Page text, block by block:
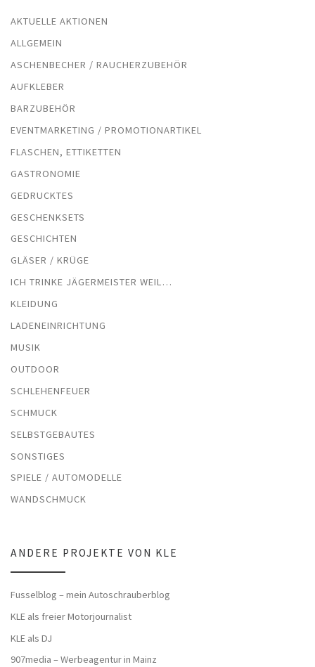
AKTUELLE AKTIONEN
ALLGEMEIN
ASCHENBECHER / RAUCHERZUBEHÖR
AUFKLEBER
BARZUBEHÖR
EVENTMARKETING / PROMOTIONARTIKEL
FLASCHEN, ETTIKETTEN
GASTRONOMIE
GEDRUCKTES
GESCHENKSETS
GESCHICHTEN
GLÄSER / KRÜGE
ICH TRINKE JÄGERMEISTER WEIL…
KLEIDUNG
LADENEINRICHTUNG
MUSIK
OUTDOOR
SCHLEHENFEUER
SCHMUCK
SELBSTGEBAUTES
SONSTIGES
SPIELE / AUTOMODELLE
WANDSCHMUCK
ANDERE PROJEKTE VON KLE
Fusselblog – mein Autoschrauberblog
KLE als freier Motorjournalist
KLE als DJ
907media – Werbeagentur in Mainz